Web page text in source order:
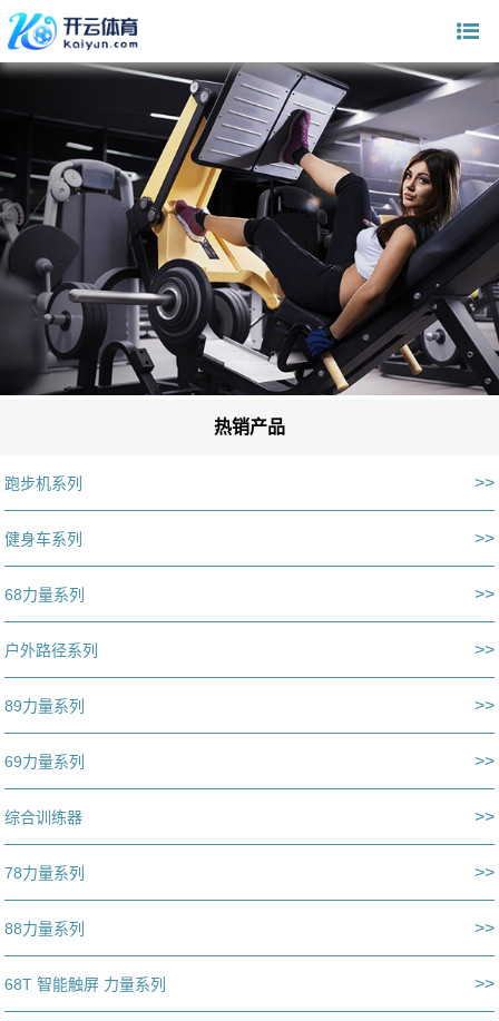
热销产品
跑步机系列 >>
健身车系列 >>
68力量系列 >>
户外路径系列 >>
89力量系列 >>
69力量系列 >>
综合训练器 >>
78力量系列 >>
88力量系列 >>
68T 智能触屏 力量系列 >>